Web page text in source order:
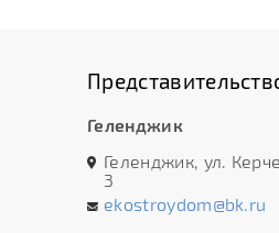
Геленджик
Геленджик, ул.
3
ekostroydom@bk.ru